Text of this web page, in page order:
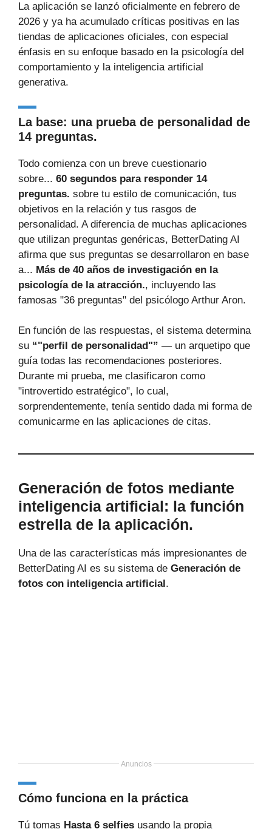
La aplicación se lanzó oficialmente en febrero de
2026 y ya ha acumulado críticas positivas en las
tiendas de aplicaciones oficiales, con especial
énfasis en su enfoque basado en la psicología del
comportamiento y la inteligencia artificial
generativa.
La base: una prueba de personalidad de
14 preguntas.
Todo comienza con un breve cuestionario
sobre... 60 segundos para responder 14
preguntas. sobre tu estilo de comunicación, tus
objetivos en la relación y tus rasgos de
personalidad. A diferencia de muchas aplicaciones
que utilizan preguntas genéricas, BetterDating AI
afirma que sus preguntas se desarrollaron en base
a... Más de 40 años de investigación en la
psicología de la atracción., incluyendo las
famosas "36 preguntas" del psicólogo Arthur Aron.
En función de las respuestas, el sistema determina
su “"perfil de personalidad"” — un arquetipo que
guía todas las recomendaciones posteriores.
Durante mi prueba, me clasificaron como
"introvertido estratégico", lo cual,
sorprendentemente, tenía sentido dada mi forma de
comunicarme en las aplicaciones de citas.
Generación de fotos mediante
inteligencia artificial: la función
estrella de la aplicación.
Una de las características más impresionantes de
BetterDating AI es su sistema de Generación de
fotos con inteligencia artificial.
Anuncios
Cómo funciona en la práctica
Tú tomas Hasta 6 selfies usando la propia